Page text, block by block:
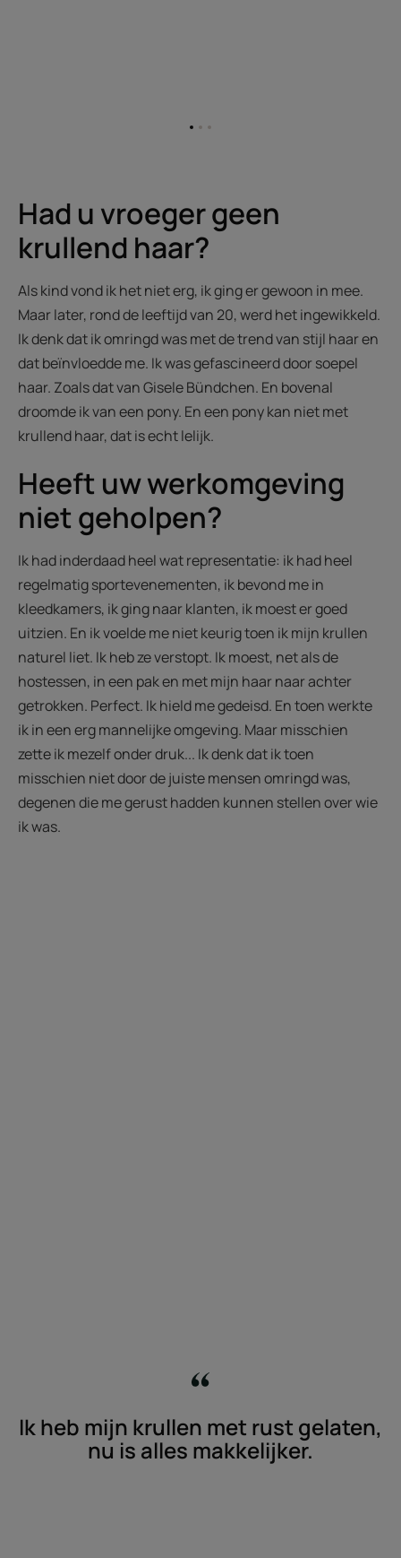
Ga
GaGa
Had u vroeger geen
krullend haar?
Als kind vond ik het niet erg, ik ging er gewoon in mee.
Maar later, rond de leeftijd van 20, werd het ingewikkeld.
Ik denk dat ik omringd was met de trend van stijl haar en
dat beïnvloedde me. Ik was gefascineerd door soepel
haar. Zoals dat van Gisele Bündchen. En bovenal
droomde ik van een pony. En een pony kan niet met
krullend haar, dat is echt lelijk.
Heeft uw werkomgeving
niet geholpen?
Ik had inderdaad heel wat representatie: ik had heel
regelmatig sportevenementen, ik bevond me in
kleedkamers, ik ging naar klanten, ik moest er goed
uitzien. En ik voelde me niet keurig toen ik mijn krullen
naturel liet. Ik heb ze verstopt. Ik moest, net als de
hostessen, in een pak en met mijn haar naar achter
getrokken. Perfect. Ik hield me gedeisd. En toen werkte
ik in een erg mannelijke omgeving. Maar misschien
zette ik mezelf onder druk... Ik denk dat ik toen
misschien niet door de juiste mensen omringd was,
degenen die me gerust hadden kunnen stellen over wie
ik was.
Ik heb mijn krullen met rust gelaten,
nu is alles makkelijker.